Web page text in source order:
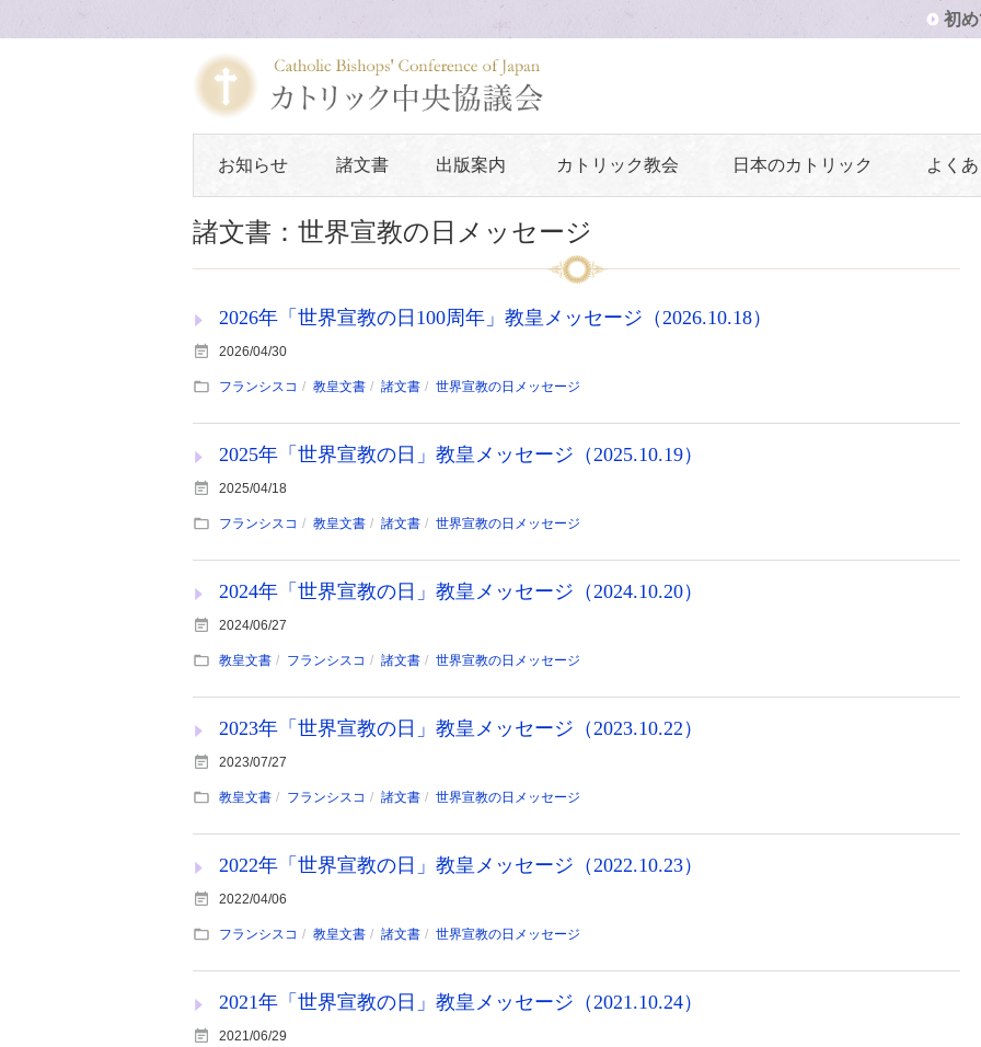
初
お知らせ 諸文書 出版案内 カトリック教会 日本のカトリック よく
諸文書：世界宣教の日メッセージ
2026年「世界宣教の日100周年」教皇メッセージ（2026.10.18）
2026/04/30
フランシスコ 教皇文書 諸文書 世界宣教の日メッセージ
2025年「世界宣教の日」教皇メッセージ（2025.10.19）
2025/04/18
フランシスコ 教皇文書 諸文書 世界宣教の日メッセージ
2024年「世界宣教の日」教皇メッセージ（2024.10.20）
2024/06/27
教皇文書 フランシスコ 諸文書 世界宣教の日メッセージ
2023年「世界宣教の日」教皇メッセージ（2023.10.22）
2023/07/27
教皇文書 フランシスコ 諸文書 世界宣教の日メッセージ
2022年「世界宣教の日」教皇メッセージ（2022.10.23）
2022/04/06
フランシスコ 教皇文書 諸文書 世界宣教の日メッセージ
2021年「世界宣教の日」教皇メッセージ（2021.10.24）
2021/06/29